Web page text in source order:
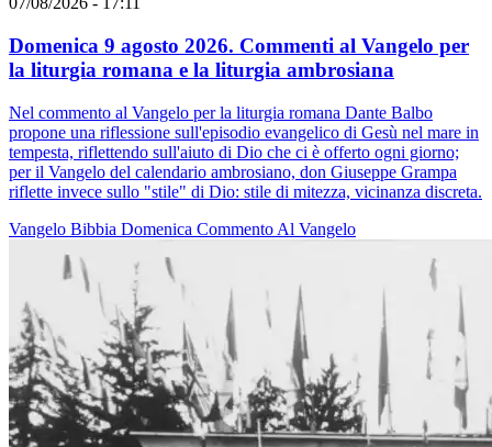
Domenica 9 agosto 2026. Commenti al Vangelo per
la liturgia romana e la liturgia ambrosiana
Nel commento al Vangelo per la liturgia romana Dante Balbo
propone una riflessione sull'episodio evangelico di Gesù nel mare in
tempesta, riflettendo sull'aiuto di Dio che ci è offerto ogni giorno;
per il Vangelo del calendario ambrosiano, don Giuseppe Grampa
riflette invece sullo "stile" di Dio: stile di mitezza, vicinanza discreta.
Vangelo Bibbia Domenica Commento Al Vangelo